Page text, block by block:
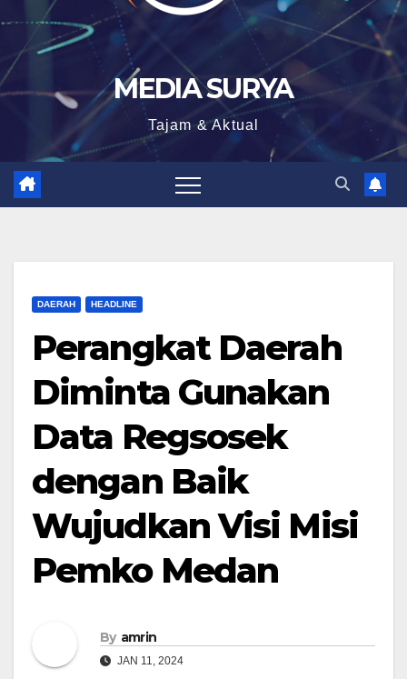
MEDIA SURYA
Tajam & Aktual
DAERAH HEADLINE
Perangkat Daerah
Diminta Gunakan
Data Regsosek
dengan Baik
Wujudkan Visi Misi
Pemko Medan
By amrin
JAN 11, 2024